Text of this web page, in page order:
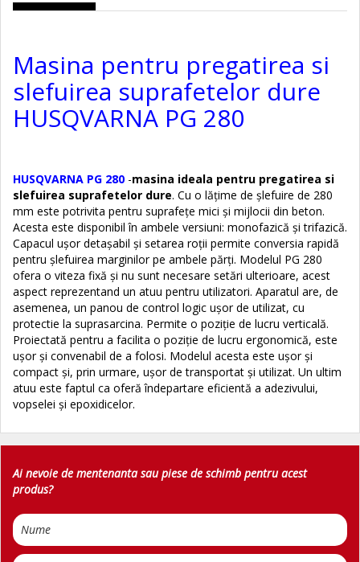
Masina pentru pregatirea si
slefuirea suprafetelor dure
HUSQVARNA PG 280
HUSQVARNA PG 280 -masina ideala pentru pregatirea si
slefuirea suprafetelor dure. Cu o lățime de șlefuire de 280
mm este potrivita pentru suprafețe mici și mijlocii din beton.
Acesta este disponibil în ambele versiuni: monofazică și trifazică.
Capacul ușor detașabil și setarea roții permite conversia rapidă
pentru șlefuirea marginilor pe ambele părți. Modelul PG 280
ofera o viteza fixă și nu sunt necesare setări ulterioare, acest
aspect reprezentand un atuu pentru utilizatori. Aparatul are, de
asemenea, un panou de control logic ușor de utilizat, cu
protectie la suprasarcina. Permite o poziție de lucru verticală.
Proiectată pentru a facilita o poziție de lucru ergonomică, este
ușor și convenabil de a folosi. Modelul acesta este ușor și
compact și, prin urmare, ușor de transportat și utilizat. Un ultim
atuu este faptul ca oferă îndepartare eficientă a adezivului,
vopselei și epoxidicelor.
Ai nevoie de mentenanta sau piese de schimb pentru acest
produs?